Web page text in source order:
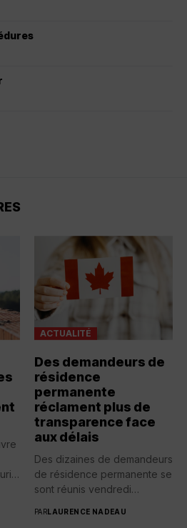
ACTUALITÉ
Des demandeurs de
résidence
permanente
réclament plus de
transparence face
aux délais
Des dizaines de demandeurs
de résidence permanente se
sont réunis vendredi
PARLAURENCE NADEAU